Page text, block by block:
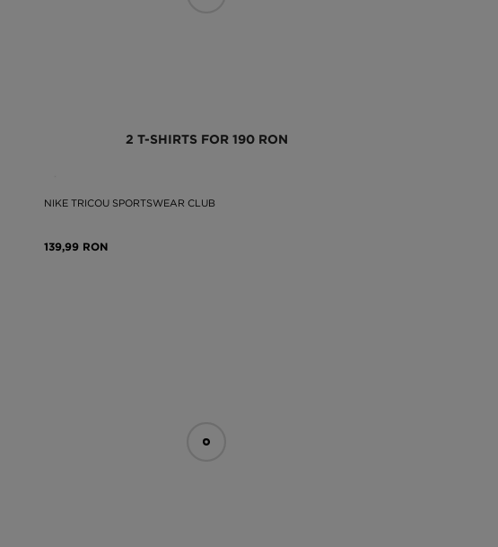
2 T-SHIRTS FOR 190 RON
NIKE TRICOU SPORTSWEAR CLUB
139,99 RON